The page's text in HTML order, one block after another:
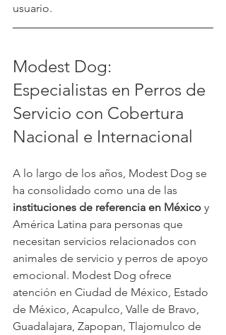
usuario.
Modest Dog:
Especialistas en Perros de
Servicio con Cobertura
Nacional e Internacional
A lo largo de los años, Modest Dog se
ha consolidado como una de las
instituciones de referencia en México y
América Latina para personas que
necesitan servicios relacionados con
animales de servicio y perros de apoyo
emocional. Modest Dog ofrece
atención en Ciudad de México, Estado
de México, Acapulco, Valle de Bravo,
Guadalajara, Zapopan, Tlajomulco de